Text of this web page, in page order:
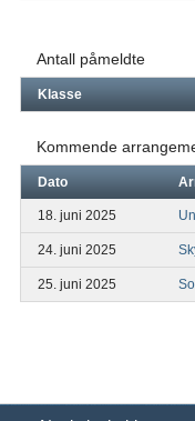
Antall påmeldte
Klasse
Kommende
Dato
18. juni 2025
24. juni 2025
25. juni 2025